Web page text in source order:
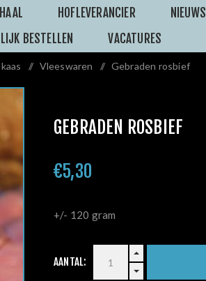
HOFLEVERANCIER
NIEUWS
BESTELLEN VACATURES
/ Vleeswaren / Gebraden rosbief
GEBRADEN ROSBIEF
€5,30
+/- 120 gram
AANTAL: